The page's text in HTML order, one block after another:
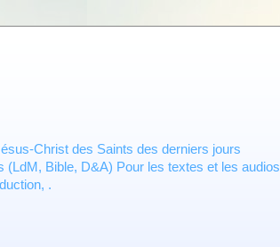
Christ des Saints des derniers jours
Bible, D&A) Pour les textes et les audios
.